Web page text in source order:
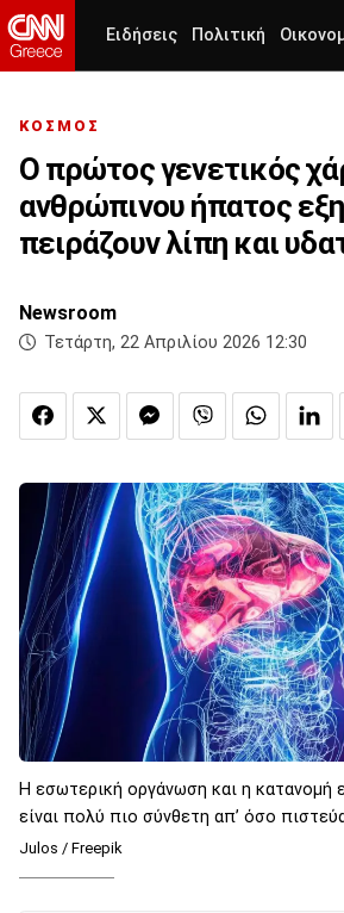
Ειδήσεις Πολιτική
ΚΟΣΜΟΣ
Ο πρώτος γενετικός
ανθρώπινου ήπατος
πειράζουν λίπη και
Newsroom
Τετάρτη, 22 Απριλίου 2026 12:30
H εσωτερική οργάνωση και η κατανομή
είναι πολύ πιο σύνθετη απ’ όσο
Julos / Freepik